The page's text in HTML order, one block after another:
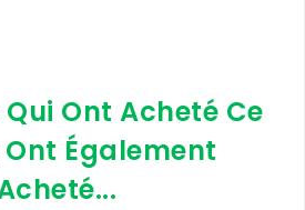
Ont Acheté Ce
Également